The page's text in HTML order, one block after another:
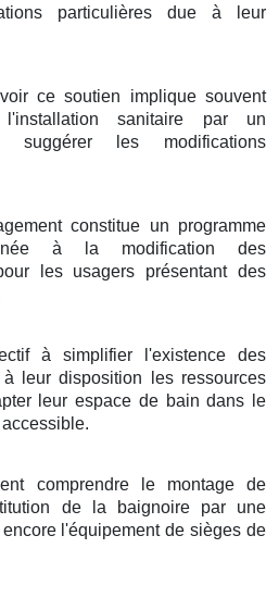
particulières due à leur
ce soutien implique souvent
sanitaire par un
les modifications
constitue un programme
à la modification des
les usagers présentant des
à simplifier l'existence des
leur disposition les ressources
leur espace de bain dans le
comprendre le montage de
de la baignoire par une
l'équipement de sièges de